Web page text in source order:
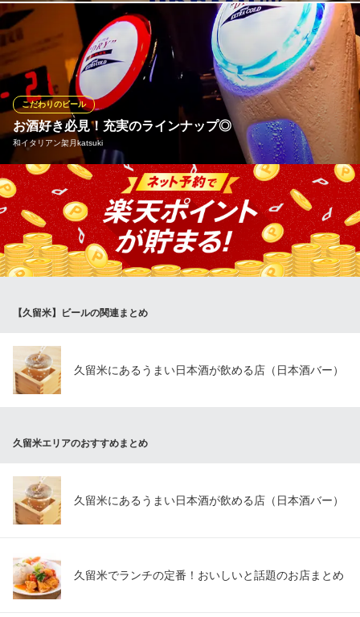
当店は、久留米では数少ないサントリーから認定された“超樽生達
人店”です。＜超樽生達人店4年更新中＞！生ビール専用のコック
は特別なものを使用。細かく、クリーミーな泡体験をぜひどうぞ♪
大人数での宴会にはピッチャーで！4名様までのグループのお客様
にはジョッキで提供。様々なシーンの宴会にご利用ください。
通町 接吻
居酒屋 和食
ＪＲ久留米駅 徒歩10分
福岡県久留米市通町5-16
お酒好き必見！充実のラインナップ◎
和イタリアン架月katsuki
こだわりのビール
【氷点下の旨さ◎エクストラコールド】 最初の1杯はやっぱりキ
ンキンに冷えたビールが1番♪中でもイチオシは「スーパードライ
エクストラコールド」！マイナス2度まで冷やされたビールの旨さ
をぜひ実感してください。お酒があまり飲まない、という方には
近くのお酢屋さんから仕入れたビネガードリンクがオススメ！
和イタリアン居酒屋
福岡県久留米市六ツ門町2-72 1F
【久留米】ビールの関連まとめ
久留米にあるうまい日本酒が飲める店（日本酒バー）
久留米エリアのおすすめまとめ
久留米にあるうまい日本酒が飲める店（日本酒バー）
久留米でランチの定番！おいしいと話題のお店まとめ